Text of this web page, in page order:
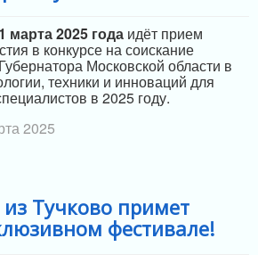
марта 2025 года идёт прием
в конкурсе на соискание
Московской области в
техники и инноваций для
в 2025 году.
2025
Тучково примет
фестивале!